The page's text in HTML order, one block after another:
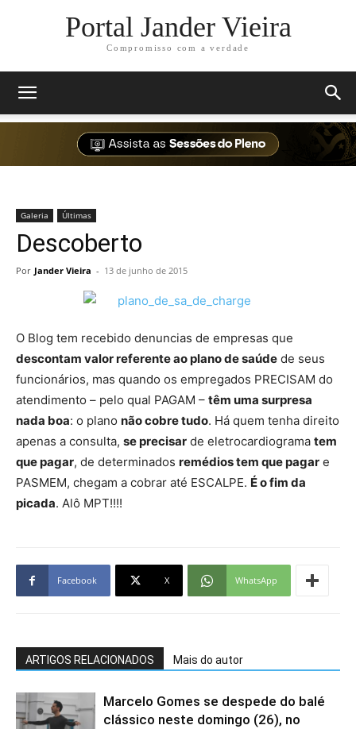
Portal Jander Vieira
Compromisso com a verdade
Galeria Últimas
Descoberto
Por Jander Vieira - 13 de junho de 2015
O Blog tem recebido denuncias de empresas que
descontam valor referente ao plano de saúde de seus
funcionários, mas quando os empregados PRECISAM do
atendimento – pelo qual PAGAM – têm uma surpresa
nada boa: o plano não cobre tudo. Há quem tenha direito
apenas a consulta, se precisar de eletrocardiograma tem
que pagar, de determinados remédios tem que pagar e
PASMEM, chegam a cobrar até ESCALPE. É o fim da
picada. Alô MPT!!!!
Facebook X WhatsApp
ARTIGOS RELACIONADOS Mais do autor
Marcelo Gomes se despede do balé
clássico neste domingo (26), no